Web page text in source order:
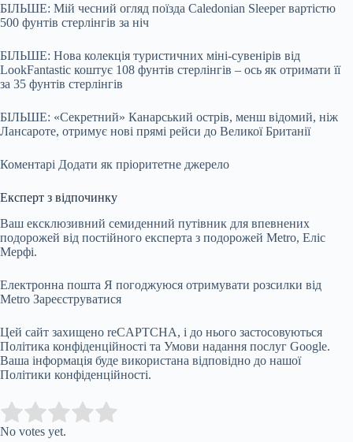
БІЛЬШЕ: Мій чесний огляд поїзда Caledonian Sleeper вартістю
500 фунтів стерлінгів за ніч
БІЛЬШЕ: Нова колекція туристичних міні-сувенірів від
LookFantastic коштує 108 фунтів стерлінгів – ось як отримати її
за 35 фунтів стерлінгів
БІЛЬШЕ: «Секретний» Канарський острів, менш відомий, ніж
Лансароте, отримує нові прямі рейси до Великої Британії
Коментарі Додати як пріоритетне джерело
Експерт з відпочинку
Ваш ексклюзивний семиденний путівник для впевнених
подорожей від постійного експерта з подорожей Metro, Еліс
Мерфі.
Електронна пошта Я погоджуюся отримувати розсилки від
Metro Зареєструватися
Цей сайт захищено reCAPTCHA, і до нього застосовуються
Політика конфіденційності та Умови надання послуг Google.
Ваша інформація буде використана відповідно до нашої
Політики конфіденційності.
Rate this item:
No votes yet.